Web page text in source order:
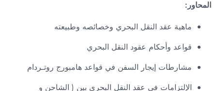
المحاور :
ماهية عقد النقل البحري وخصائصه وطبيعته
قواعد وأحكام عقود النقل البحري
مشارطات إيجار السفن في قواعد هامبورج روتـردام
الإلتزامات في عقد النقل البحري بين ( الشاحن و